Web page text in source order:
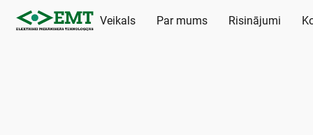
Veikals Par mums Risinājumi